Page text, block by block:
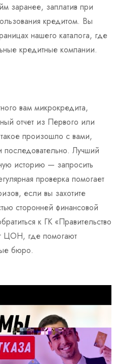
заранее, заплатив при
кредитом. Вы
нашего каталога, где
кредитные компании.
вам микрокредита,
отчет из Первого или
произошло с вами,
последовательно. Лучший
историю — запросить
проверка помогает
если вы захотите
сторонней финансовой
к ГК «Правительство
ЦОН, где помогают
бюро.